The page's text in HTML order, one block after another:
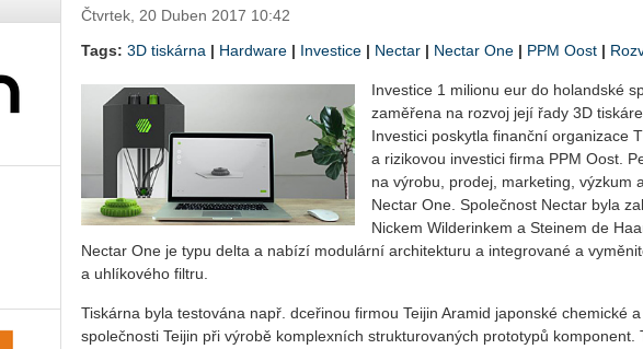
Čtvrtek, 20 Duben 2017 10:42
Tags: 3D tiskárna | Hardware | Investice | Nectar | Nectar One | PPM Oost |
Investice 1 milionu eur do holandské
zaměřena na rozvoj její řady 3D
Investici poskytla finanční organizace
a rizikovou investici firma PPM Oost.
na výrobu, prodej, marketing, výzkum
Nectar One. Společnost Nectar byla
Nickem Wilderinkem a Steinem de
Nectar One je typu delta a nabízí modulární architekturu a integrované a
a uhlíkového filtru.
Tiskárna byla testována např. dceřinou firmou Teijin Aramid japonské chemické
společnosti Teijin při výrobě komplexních strukturovaných prototypů komponent.